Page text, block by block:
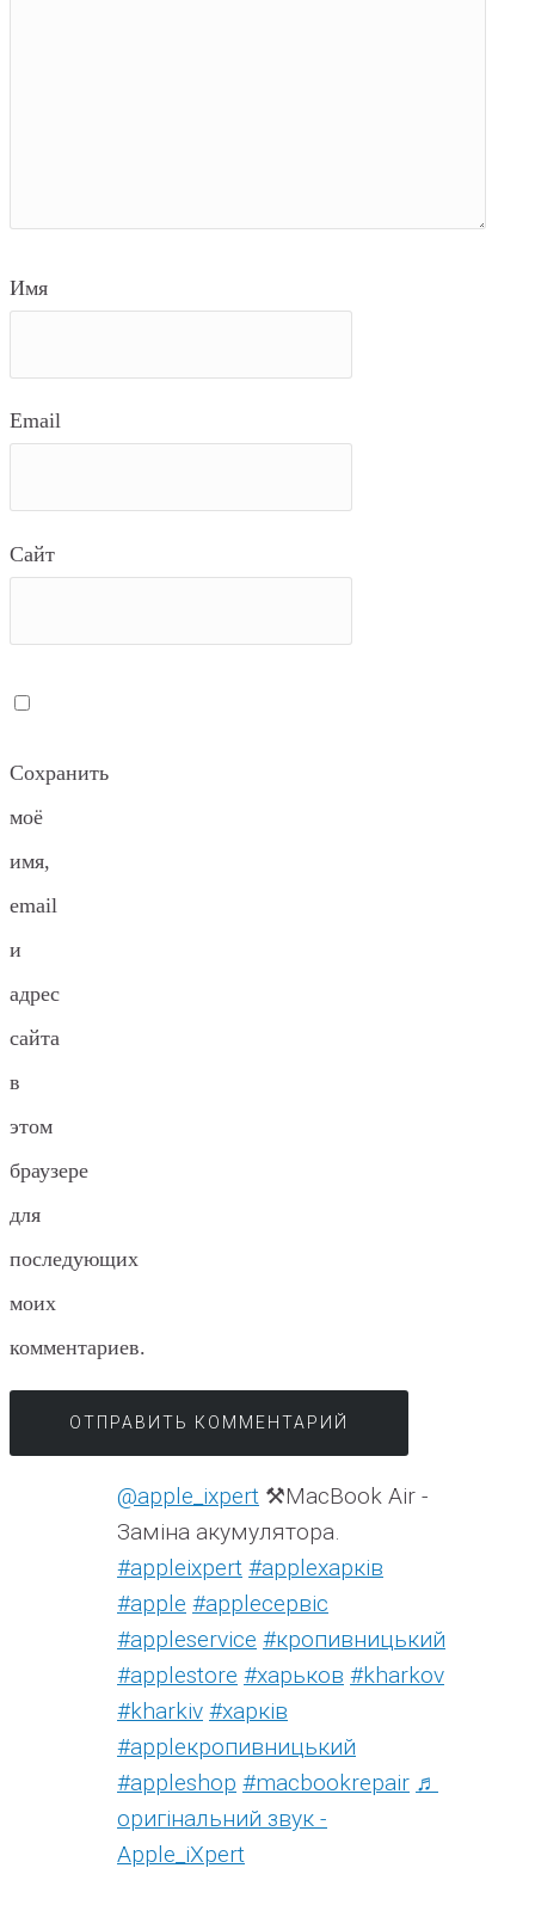
Имя
Email
Сайт
Сохранить
моё
имя,
email
и
адрес
сайта
в
этом
браузере
для
последующих
моих
комментариев.
@apple_ixpert ⚒️MacBook Air -
Заміна акумулятора.
#appleixpert #аррleхарків
#apple #аррleсервіс
#appleservice #кропивницький
#applestore #харьков #kharkov
#kharkiv #харків
#appleкропивницький
#appleshop #macbookrepair ♬
оригінальний звук -
Apple_iXpert